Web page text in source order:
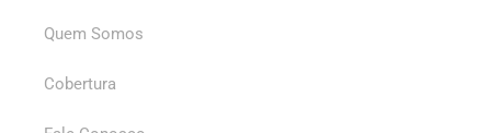
Quem Somos
Cobertura